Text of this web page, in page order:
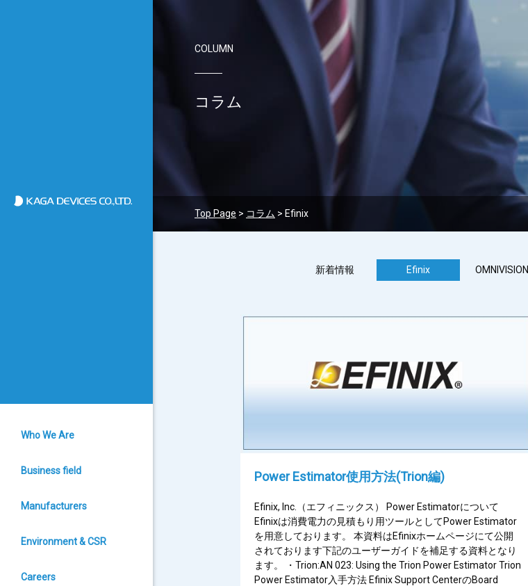
加賀デバイス株式会社
Who We Are
Business field
Manufacturers
Environment & CSR
Careers
COLUMN
コラム
Top Page > コラム > Efinix
新着情報 Efinix OMNIVISION
Power Estimator使用方法(Trion編)
Efinix, Inc.（エフィニックス） Power Estimatorについて
Efinixは消費電力の見積もり用ツールとしてPower Estimator
を用意しております。 本資料はEfinixホームページにて公開
されております下記のユーザーガイドを補足する資料となり
ます。 ・Trion:AN 023: Using the Trion Power Estimator Trion
Power Estimator入手方法 Efinix Support CenterのBoard